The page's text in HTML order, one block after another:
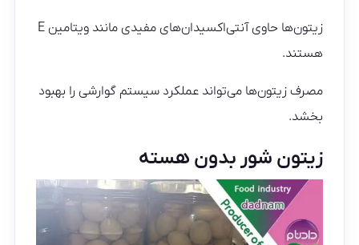
زیتون‌ها حاوی آنتی‌اکسیدان‌های مفیدی مانند ویتامین E
هستند.
مصرف زیتون‌ها می‌تواند عملکرد سیستم گوارشی را بهبود
بخشد.
زیتون شور بدون هسته